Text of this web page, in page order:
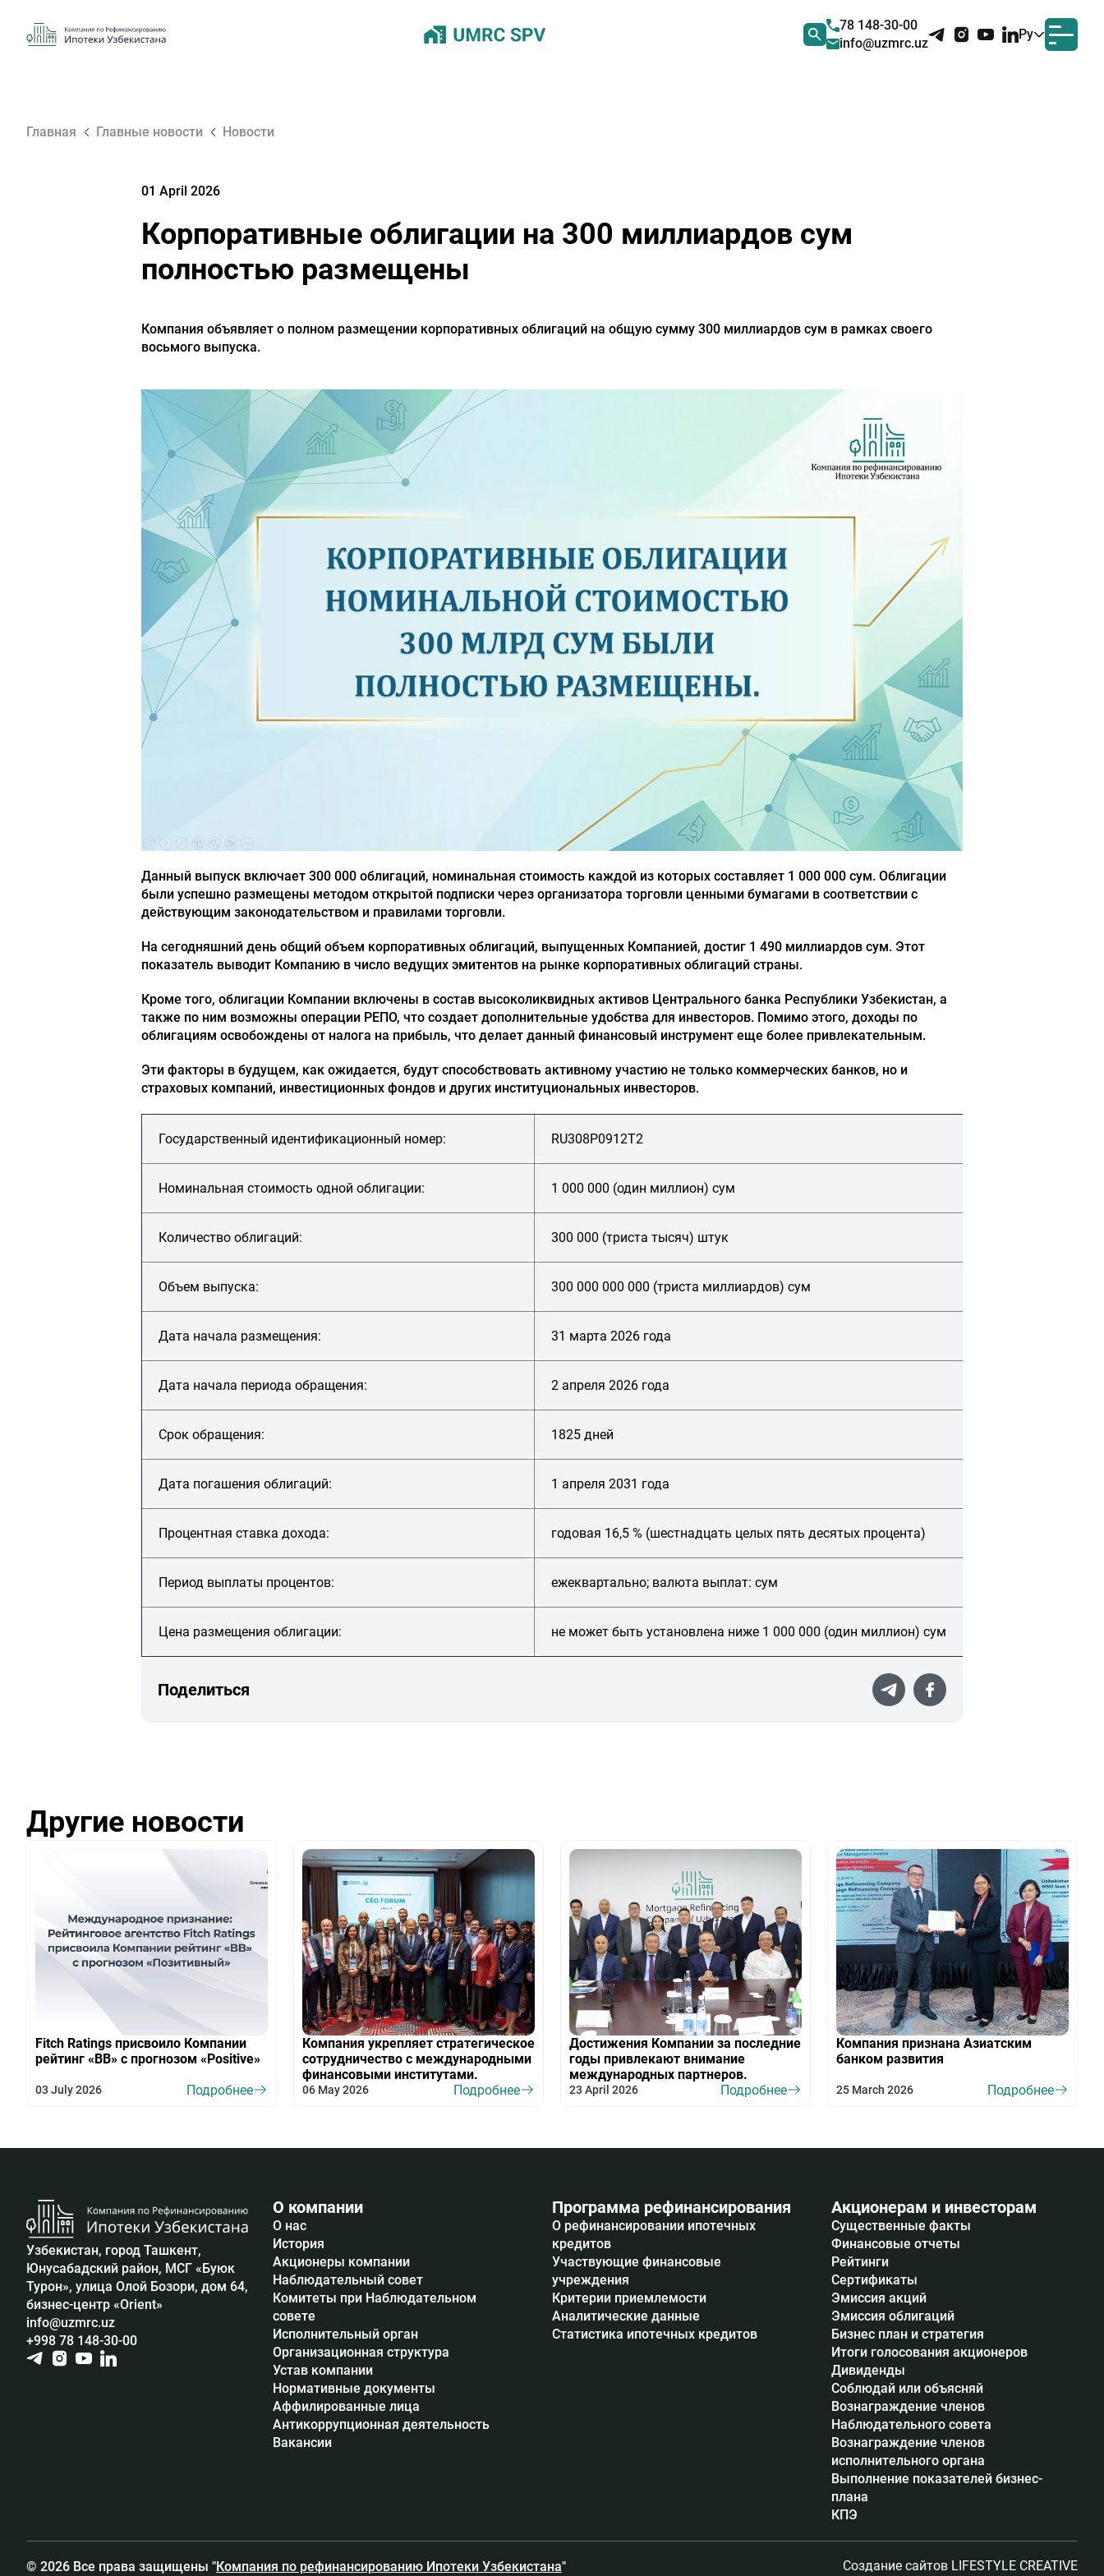
78 148-30-00
info@uzmrc.uz
Ру
Главная Главные новости Новости
01 April 2026
Корпоративные облигации на 300 миллиардов сум
полностью размещены
Компания объявляет о полном размещении корпоративных облигаций на общую сумму 300 миллиардов сум в рамках своего
восьмого выпуска.
Данный выпуск включает 300 000 облигаций, номинальная стоимость каждой из которых составляет 1 000 000 сум. Облигации
были успешно размещены методом открытой подписки через организатора торговли ценными бумагами в соответствии с
действующим законодательством и правилами торговли.
На сегодняшний день общий объем корпоративных облигаций, выпущенных Компанией, достиг 1 490 миллиардов сум. Этот
показатель выводит Компанию в число ведущих эмитентов на рынке корпоративных облигаций страны.
Кроме того, облигации Компании включены в состав высоколиквидных активов Центрального банка Республики Узбекистан, а
также по ним возможны операции РЕПО, что создает дополнительные удобства для инвесторов. Помимо этого, доходы по
облигациям освобождены от налога на прибыль, что делает данный финансовый инструмент еще более привлекательным.
Эти факторы в будущем, как ожидается, будут способствовать активному участию не только коммерческих банков, но и
страховых компаний, инвестиционных фондов и других институциональных инвесторов.
Государственный идентификационный номер: RU308P0912T2
Номинальная стоимость одной облигации: 1 000 000 (один миллион) сум
Количество облигаций: 300 000 (триста тысяч) штук
Объем выпуска: 300 000 000 000 (триста миллиардов) сум
Дата начала размещения: 31 марта 2026 года
Дата начала периода обращения: 2 апреля 2026 года
Срок обращения: 1825 дней
Дата погашения облигаций: 1 апреля 2031 года
Процентная ставка дохода: годовая 16,5 % (шестнадцать целых пять десятых процента)
Период выплаты процентов: ежеквартально; валюта выплат: сум
Цена размещения облигации: не может быть установлена ниже 1 000 000 (один миллион) сум
Поделиться
Другие новости
Fitch Ratings присвоило Компании
рейтинг «BB» с прогнозом «Positive»
03 July 2026 Подробнее
Компания укрепляет стратегическое
сотрудничество с международными
финансовыми институтами.
06 May 2026 Подробнее
Достижения Компании за последние
годы привлекают внимание
международных партнеров.
23 April 2026 Подробнее
Компания признана Азиатским
банком развития
25 March 2026 Подробнее
Узбекистан, город Ташкент,
Юнусабадский район, МСГ «Буюк
Турон», улица Олой Бозори, дом 64,
бизнес-центр «Orient»
info@uzmrc.uz
+998 78 148-30-00
О компании
О нас
История
Акционеры компании
Наблюдательный совет
Комитеты при Наблюдательном
совете
Исполнительный орган
Организационная структура
Устав компании
Нормативные документы
Аффилированные лица
Антикоррупционная деятельность
Вакансии
Программа рефинансирования
О рефинансировании ипотечных
кредитов
Участвующие финансовые
учреждения
Критерии приемлемости
Аналитические данные
Статистика ипотечных кредитов
Акционерам и инвесторам
Существенные факты
Финансовые отчеты
Рейтинги
Сертификаты
Эмиссия акций
Эмиссия облигаций
Бизнес план и стратегия
Итоги голосования акционеров
Дивиденды
Соблюдай или объясняй
Вознаграждение членов
Наблюдательного совета
Вознаграждение членов
исполнительного органа
Выполнение показателей бизнес-
плана
КПЭ
© 2026 Все права защищены "Компания по рефинансированию Ипотеки Узбекистана" Создание сайтов LIFESTYLE CREATIVE